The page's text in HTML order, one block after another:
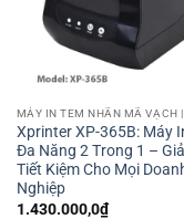
Xprinter XP-365B: Máy
Đa Năng 2 Trong 1 –
Tiết Kiệm Cho Mọi
Nghiệp
1.430.000,0₫